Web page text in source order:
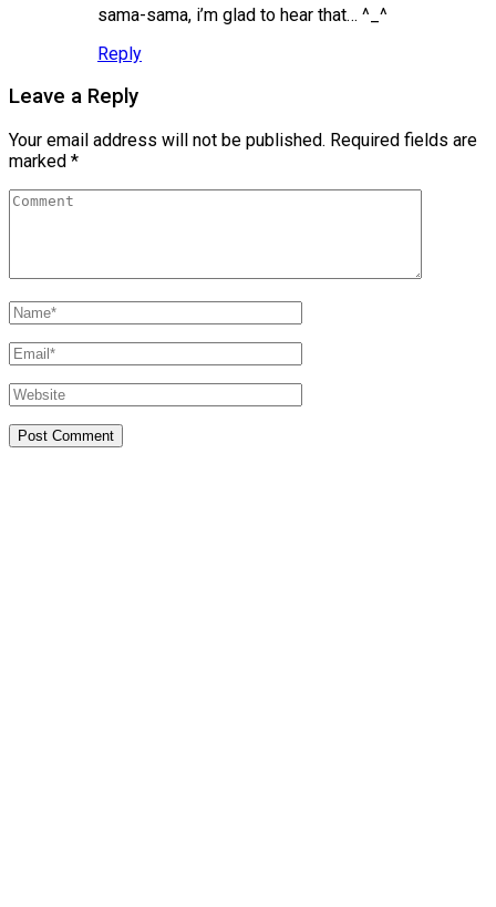
sama-sama, i’m glad to hear that… ^_^
Reply
Leave a Reply
Your email address will not be published. Required fields are
marked *